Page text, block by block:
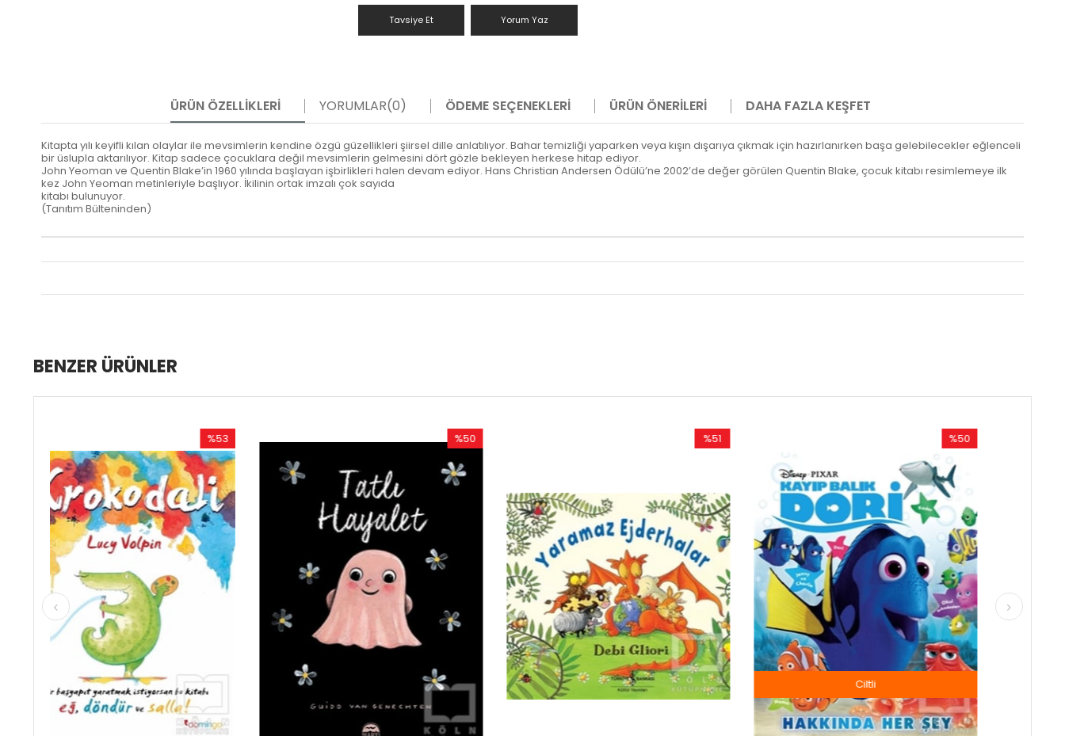
Tavsiye Et Yorum Yaz
ÜRÜN ÖZELLIKLERI YORUMLAR(0) ÖDEME SEÇENEKLERI ÜRÜN ÖNERILERI DAHA FAZLA KEŞFET
Kitapta yılı keyifli kılan olaylar ile mevsimlerin kendine özgü güzellikleri şiirsel dille anlatılıyor. Bahar temizliği yaparken veya kışın dışarıya çıkmak için hazırlanırken başa gelebilecekler eğlenceli
bir üslupla aktarılıyor. Kitap sadece çocuklara değil mevsimlerin gelmesini dört gözle bekleyen herkese hitap ediyor.
John Yeoman ve Quentin Blake’in 1960 yılında başlayan işbirlikleri halen devam ediyor. Hans Christian Andersen Ödülü’ne 2002’de değer görülen Quentin Blake, çocuk kitabı resimlemeye ilk
kez John Yeoman metinleriyle başlıyor. İkilinin ortak imzalı çok sayıda
kitabı bulunuyor.
(Tanıtım Bülteninden)
BENZER ÜRÜNLER
İndirim
%53İndirim
%50
İndirim
%50İndirim
%50İndirim
Ciltli